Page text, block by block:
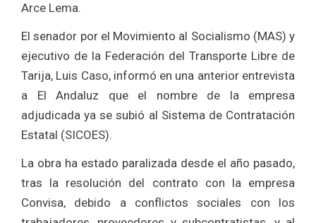
Arce Lema.
El senador por el Movimiento al Socialismo (MAS) y
ejecutivo de la Federación del Transporte Libre de
Tarija, Luis Caso, informó en una anterior entrevista
a El Andaluz que el nombre de la empresa
adjudicada ya se subió al Sistema de Contratación
Estatal (SICOES).
La obra ha estado paralizada desde el año pasado,
tras la resolución del contrato con la empresa
Convisa, debido a conflictos sociales con los